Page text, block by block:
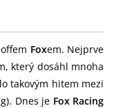
Foxem. Nejprve
který dosáhl mnoha
takovým hitem mezi
Dnes je Fox Racing